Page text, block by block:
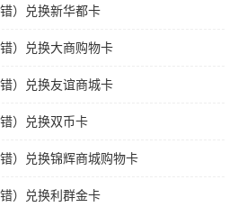
）兑换新华都卡
）兑换大商购物卡
）兑换友谊商城卡
）兑换双币卡
）兑换锦辉商城购物卡
）兑换利群金卡